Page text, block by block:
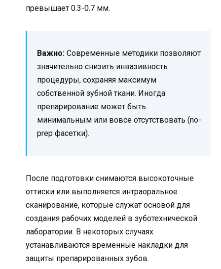
превышает 0.3-0.7 мм.
Важно: Современные методики позволяют
значительно снизить инвазивность
процедуры, сохраняя максимум
собственной зубной ткани. Иногда
препарирование может быть
минимальным или вовсе отсутствовать (no-
prep фасетки).
После подготовки снимаются высокоточные
оттиски или выполняется интраоральное
сканирование, которые служат основой для
создания рабочих моделей в зуботехнической
лаборатории. В некоторых случаях
устанавливаются временные накладки для
защиты препарированных зубов.